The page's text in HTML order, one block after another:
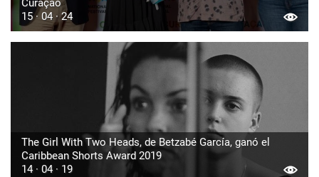
Curaçao
15 · 04 · 24
The Girl With Two Heads, de Betzabé García, ganó el
Caribbean Shorts Award 2019
14 · 04 · 19